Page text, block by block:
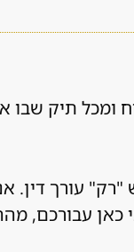
ומכל תיק
"רק" עורך
כאן עבורכם,